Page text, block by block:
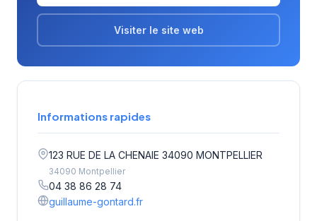
Visiter le site web
Informations rapides
123 RUE DE LA CHENAIE 34090 MONTPELLIER
34090 Montpellier
04 38 86 28 74
guillaume-gontard.fr